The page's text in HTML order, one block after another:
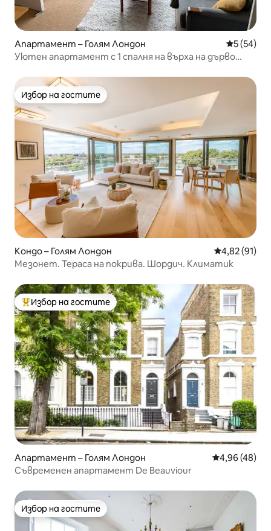
Апартамент – Голям Лондон Средна
5 (54)
Уютен апартамент с 1 спалня на върха на дърво
Избор на гостите
Избор на гостите
Кондо – Голям Лондон Средна
4,82 (91)
Мезонет. Тераса на покрива. Шордич. Климатик
Най-популярен избор на гостите
Избор на гостите
Апартамент – Голям Лондон Средна
4,96 (48)
Съвременен апартамент De Beauviour
Избор на гостите
Избор на гостите